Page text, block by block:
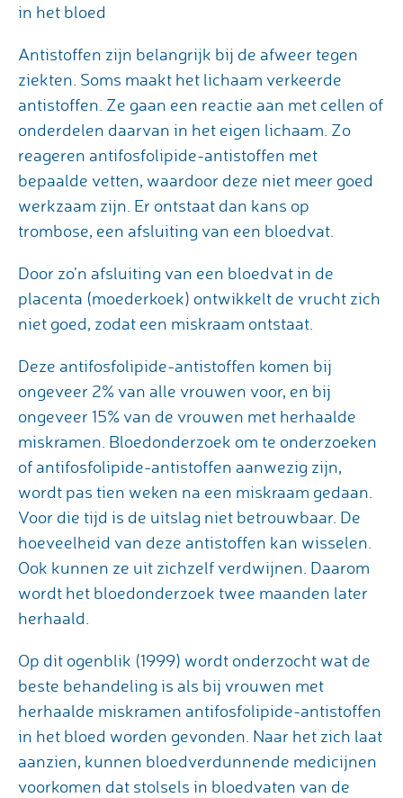
in het bloed
Antistoffen zijn belangrijk bij de afweer tegen
ziekten. Soms maakt het lichaam verkeerde
antistoffen. Ze gaan een reactie aan met cellen of
onderdelen daarvan in het eigen lichaam. Zo
reageren antifosfolipide-antistoffen met
bepaalde vetten, waardoor deze niet meer goed
werkzaam zijn. Er ontstaat dan kans op
trombose, een afsluiting van een bloedvat.
Door zo’n afsluiting van een bloedvat in de
placenta (moederkoek) ontwikkelt de vrucht zich
niet goed, zodat een miskraam ontstaat.
Deze antifosfolipide-antistoffen komen bij
ongeveer 2% van alle vrouwen voor, en bij
ongeveer 15% van de vrouwen met herhaalde
miskramen. Bloedonderzoek om te onderzoeken
of antifosfolipide-antistoffen aanwezig zijn,
wordt pas tien weken na een miskraam gedaan.
Voor die tijd is de uitslag niet betrouwbaar. De
hoeveelheid van deze antistoffen kan wisselen.
Ook kunnen ze uit zichzelf verdwijnen. Daarom
wordt het bloedonderzoek twee maanden later
herhaald.
Op dit ogenblik (1999) wordt onderzocht wat de
beste behandeling is als bij vrouwen met
herhaalde miskramen antifosfolipide-antistoffen
in het bloed worden gevonden. Naar het zich laat
aanzien, kunnen bloedverdunnende medicijnen
voorkomen dat stolsels in bloedvaten van de